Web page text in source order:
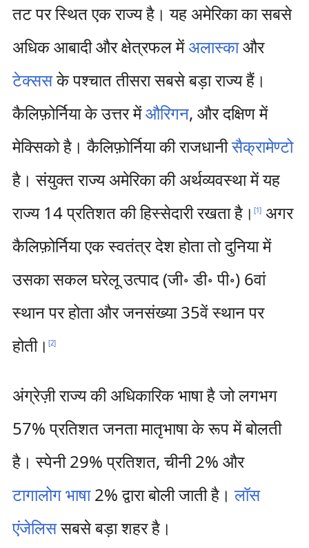
तट पर स्थित एक राज्य है। यह अमेरिका का सबसे
अधिक आबादी और क्षेत्रफल मेंअलास्काऔर
टेक्ससके पश्चात तीसरा सबसे बड़ा राज्य हैं।
कैलिफ़ोर्निया के उत्तर मेंऔरिगन, और दक्षिण में
मेक्सिको है। कैलिफ़ोर्निया की राजधानीसैक्रामेण्टो
है। संयुक्त राज्य अमेरिका की अर्थव्यवस्था में यह
राज्य 14 प्रतिशत की हिस्सेदारी रखता है। [1]अगर
कैलिफ़ोर्निया एक स्वतंत्र देश होता तो दुनिया में
उसका सकल घरेलू उत्पाद (जी॰ डी॰ पी॰) 6वां
स्थान पर होता और जनसंख्या 35वें स्थान पर
होती। [2]
अंग्रेज़ी राज्य की अधिकारिक भाषा है जो लगभग
57% प्रतिशत जनता मातृभाषा के रूप में बोलती
है। स्पेनी 29% प्रतिशत, चीनी 2% और
टागालोग भाषा2% द्वारा बोली जाती है।लॉस
एंजेलिससबसे बड़ा शहर है।